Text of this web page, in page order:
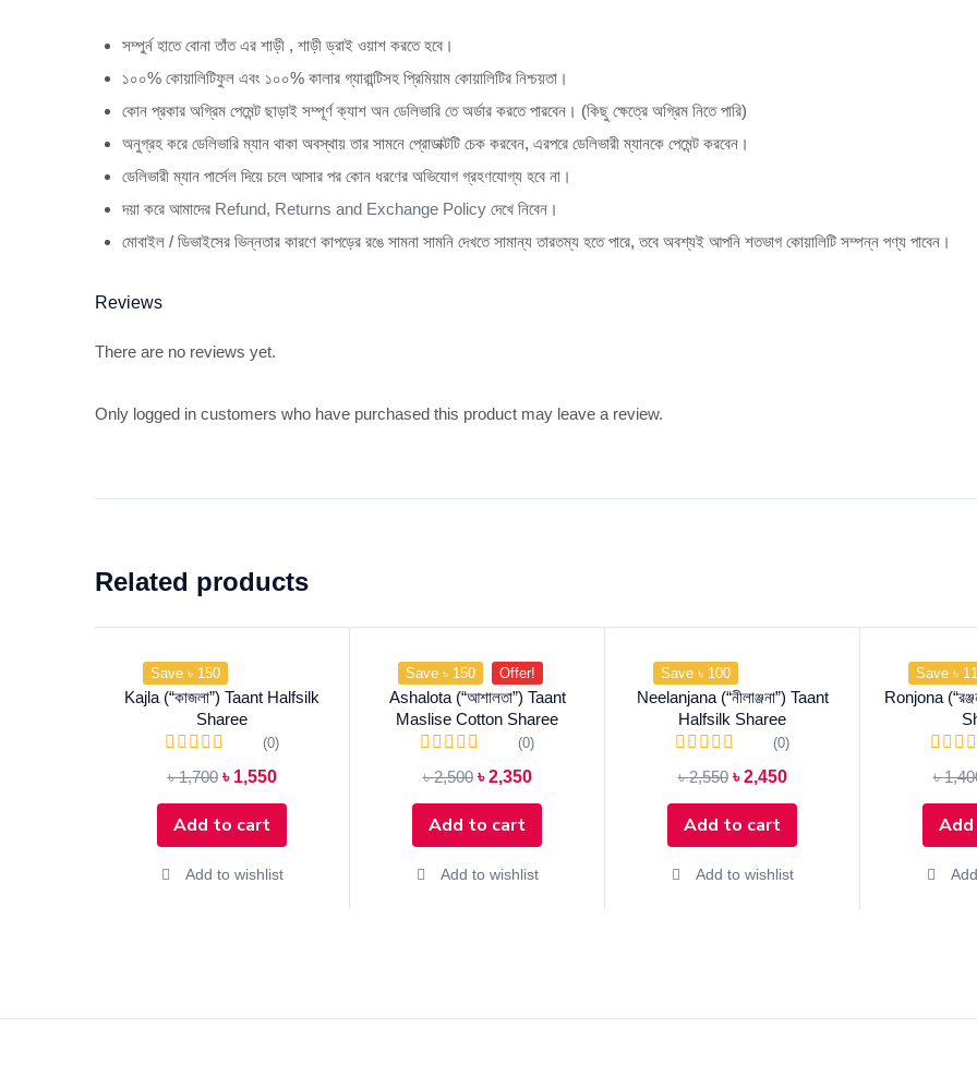
সম্পুর্ন হাতে বোনা তাঁত এর শাড়ী , শাড়ী ড্রাই ওয়াশ করতে হবে।
১০০% কোয়ালিটিফুল এবং ১০০% কালার গ্যারান্টিসহ প্রিমিয়াম কোয়ালিটির নিশ্চয়তা।
কোন প্রকার অগ্রিম পেমেন্ট ছাড়াই সম্পূর্ণ ক্যাশ অন ডেলিভারি তে অর্ডার করতে পারবেন। (কিছু ক্ষেত্রে অগ্রিম নিতে পারি)
অনুগ্রহ করে ডেলিভারি ম্যান থাকা অবস্থায় তার সামনে প্রোডাক্টটি চেক করবেন, এরপরে ডেলিভারী ম্যানকে পেমেন্ট করবেন।
ডেলিভারী ম্যান পার্সেল দিয়ে চলে আসার পর কোন ধরণের অভিযোগ গ্রহণযোগ্য হবে না।
দয়া করে আমাদের Refund, Returns and Exchange Policy দেখে নিবেন।
মোবাইল / ডিভাইসের ভিন্নতার কারণে কাপড়ের রঙে সামনা সামনি দেখতে সামান্য তারতম্য হতে পারে, তবে অবশ্যই আপনি শতভাগ কোয়ালিটি সম্পন্ন পণ্য পাবেন।
Reviews
There are no reviews yet.
Only logged in customers who have purchased this product may leave a review.
Related products
Save ৳ 150
Kajla (“কাজলা”) Taant Halfsilk
Sharee
(0)
৳1,700 ৳ 1,550
Add to cart
Add to wishlist
Save ৳ 150 Offer!
Ashalota (“আশালতা”) Taant
Maslise Cotton Sharee
(0)
৳2,500 ৳2,350
Add to cart
Add to wishlist
Save ৳ 100
Neelanjana (“নীলাঞ্জনা”) Taant
Halfsilk Sharee
(0)
৳2,550 ৳2,450
Add to cart
Add to wishlist
Save ৳
Ronjona
৳